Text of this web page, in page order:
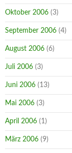
Oktober 2006 (3)
September 2006 (4)
August 2006 (6)
Juli 2006 (3)
Juni 2006 (13)
Mai 2006 (3)
April 2006 (1)
März 2006 (9)